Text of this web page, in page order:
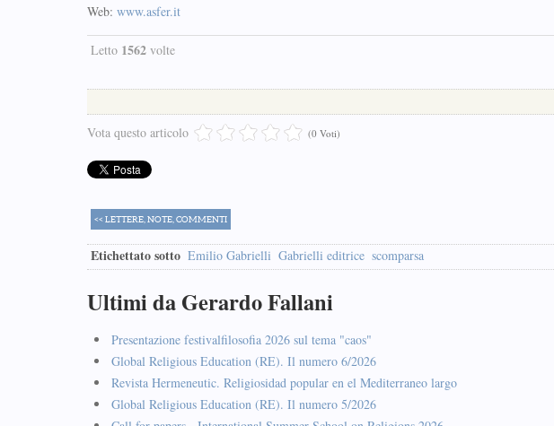
Web: www.asfer.it
Letto 1562 volte
Vota questo articolo (0 Voti)
<< LETTERE, NOTE, COMMENTI
Etichettato sotto Emilio Gabrielli Gabrielli editrice scomparsa
Ultimi da Gerardo Fallani
Presentazione festivalfilosofia 2026 sul tema "caos"
Global Religious Education (RE). Il numero 6/2026
Revista Hermeneutic. Religiosidad popular en el Mediterraneo largo
Global Religious Education (RE). Il numero 5/2026